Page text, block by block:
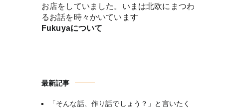
お店をしていました。いまは北欧にまつわ
るお話を時々かいています
Fukuyaについて
最新記事
「そんな話、作り話でしょう？」と言いたく